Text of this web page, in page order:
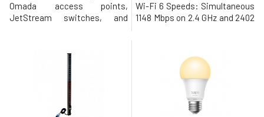
Omada access points,
JetStream switches, and
anywhere, anytime. Locally
monitor and manage devices
with the ultimate security and
stability. The Omada app for
convenient management.
Industry-leading hardware
Wi-Fi 6 Speeds: Simultaneous
1148 Mbps on 2.4 GHz and 2402
increased capacity to connect
more devices simultaneously.‡
Integrated into Omada SDN:
Zero-Touch Provisioning (ZTP)§